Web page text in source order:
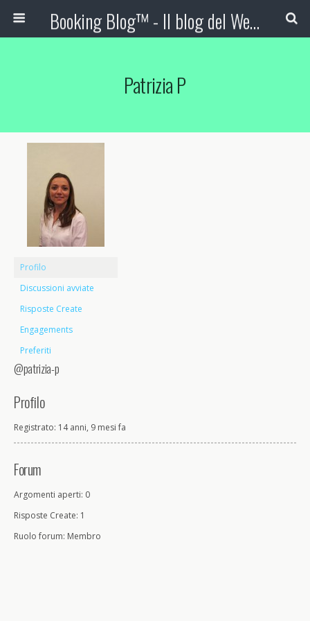
Booking Blog™ - Il blog del Web Marketing Turistico
Patrizia P
Profilo
Discussioni avviate
Risposte Create
Engagements
Preferiti
@patrizia-p
Profilo
Registrato: 14 anni, 9 mesi fa
Forum
Argomenti aperti: 0
Risposte Create: 1
Ruolo forum: Membro